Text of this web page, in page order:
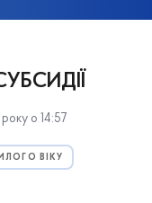
о 14:57
ВІКУ